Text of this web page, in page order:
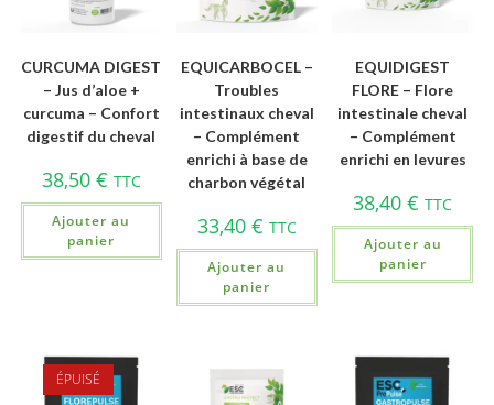
CURCUMA DIGEST
– Jus d’aloe +
curcuma – Confort
digestif du cheval
38,50 € TTC
Ajouter au
panier
EQUICARBOCEL –
Troubles
intestinaux cheval
– Complément
enrichi à base de
charbon végétal
33,40 € TTC
Ajouter au
panier
EQUIDIGEST
FLORE – Flore
intestinale cheval
– Complément
enrichi en levures
38,40€ TTC
Ajouter au
panier
ÉPUISÉ